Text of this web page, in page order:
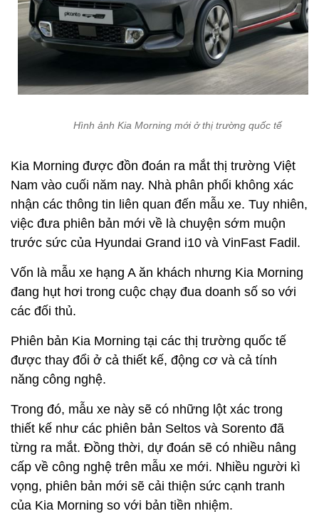
Hình ảnh Kia Morning mới ở thị trường quốc tế
Kia Morning được đồn đoán ra mắt thị trường Việt
Nam vào cuối năm nay. Nhà phân phối không xác
nhận các thông tin liên quan đến mẫu xe. Tuy nhiên,
việc đưa phiên bản mới về là chuyện sớm muộn
trước sức của Hyundai Grand i10 và VinFast Fadil.
Vốn là mẫu xe hạng A ăn khách nhưng Kia Morning
đang hụt hơi trong cuộc chạy đua doanh số so với
các đối thủ.
Phiên bản Kia Morning tại các thị trường quốc tế
được thay đổi ở cả thiết kế, động cơ và cả tính
năng công nghệ.
Trong đó, mẫu xe này sẽ có những lột xác trong
thiết kế như các phiên bản Seltos và Sorento đã
từng ra mắt. Đồng thời, dự đoán sẽ có nhiều nâng
cấp về công nghệ trên mẫu xe mới. Nhiều người kì
vọng, phiên bản mới sẽ cải thiện sức cạnh tranh
của Kia Morning so với bản tiền nhiệm.